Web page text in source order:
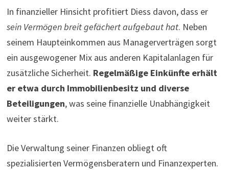
In finanzieller Hinsicht profitiert Diess davon, dass er
sein Vermögen breit gefächert aufgebaut hat. Neben
seinem Haupteinkommen aus Managerverträgen sorgt
ein ausgewogener Mix aus anderen Kapitalanlagen für
zusätzliche Sicherheit. Regelmäßige Einkünfte erhält
er etwa durch Immobilienbesitz und diverse
Beteiligungen, was seine finanzielle Unabhängigkeit
weiter stärkt.
Die Verwaltung seiner Finanzen obliegt oft
spezialisierten Vermögensberatern und Finanzexperten.